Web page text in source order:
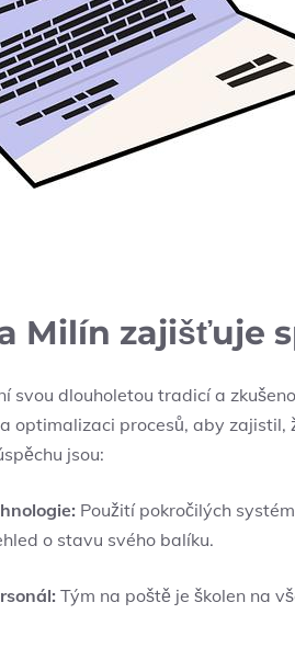
Milín zajišťuje
svou dlouholetou tradicí a
optimalizaci procesů, aby
jsou:
Použití pokročilých
o stavu svého balíku.
Tým na poště je školen na